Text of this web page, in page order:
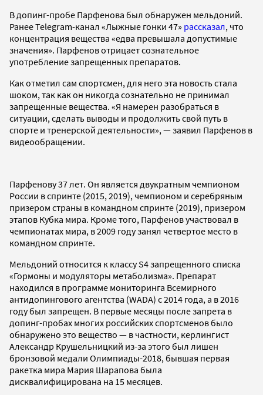
В допинг-пробе Парфенова был обнаружен мельдоний.
Ранее Telegram-канал «Лыжные гонки 47» рассказал, что
концентрация вещества «едва превышала допустимые
значения». Парфенов отрицает сознательное
употребление запрещенных препаратов.
Как отметил сам спортсмен, для него эта новость стала
шоком, так как он никогда сознательно не принимал
запрещенные вещества. «Я намерен разобраться в
ситуации, сделать выводы и продолжить свой путь в
спорте и тренерской деятельности», — заявил Парфенов в
видеообращении.
Парфенову 37 лет. Он является двукратным чемпионом
России в спринте (2015, 2019), чемпионом и серебряным
призером страны в командном спринте (2019), призером
этапов Кубка мира. Кроме того, Парфенов участвовал в
чемпионатах мира, в 2009 году занял четвертое место в
командном спринте.
Мельдоний относится к классу S4 запрещенного списка
«Гормоны и модуляторы метаболизма». Препарат
находился в программе мониторинга Всемирного
антидопингового агентства (WADA) с 2014 года, а в 2016
году был запрещен. В первые месяцы после запрета в
допинг-пробах многих российских спортсменов было
обнаружено это вещество — в частности, керлингист
Александр Крушельницкий из-за этого был лишен
бронзовой медали Олимпиады-2018, бывшая первая
ракетка мира Мария Шарапова была
дисквалифицирована на 15 месяцев.